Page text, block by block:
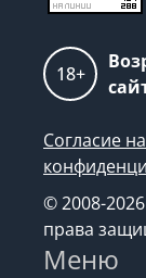
18+
Согласие
© 2008-
права
Меню